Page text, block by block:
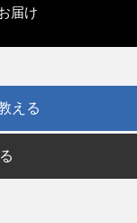
届け
える